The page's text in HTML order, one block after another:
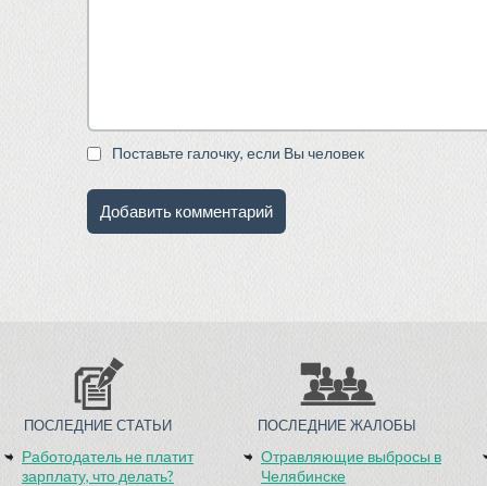
Поставьте галочку, если Вы человек
ПОСЛЕДНИЕ СТАТЬИ
Работодатель не платит
зарплату, что делать?
ПОСЛЕДНИЕ ЖАЛОБЫ
Отравляющие выбросы в
Челябинске